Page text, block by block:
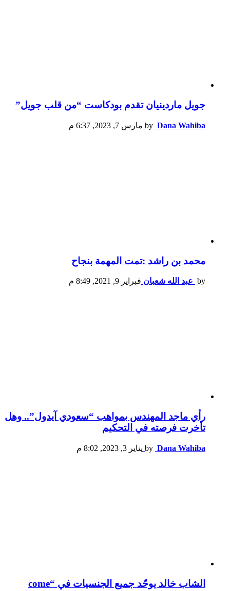
جويل ماردينيان تقدم بودكاست “من قلب جويل”
by Dana Wahiba مارس 7, 2023, 6:37 م
محمد بن راشد :تمت المهمة بنجاح
by عبد الله شعبان فبراير 9, 2021, 8:49 م
رأي ماجد المهندس بمواهب “سعودي آيدول”.. وهل
تأخرت فرصته في التحكيم
by Dana Wahiba يناير 3, 2023, 8:02 م
الشاب خالد يوحّد جميع الجنسيات في “come